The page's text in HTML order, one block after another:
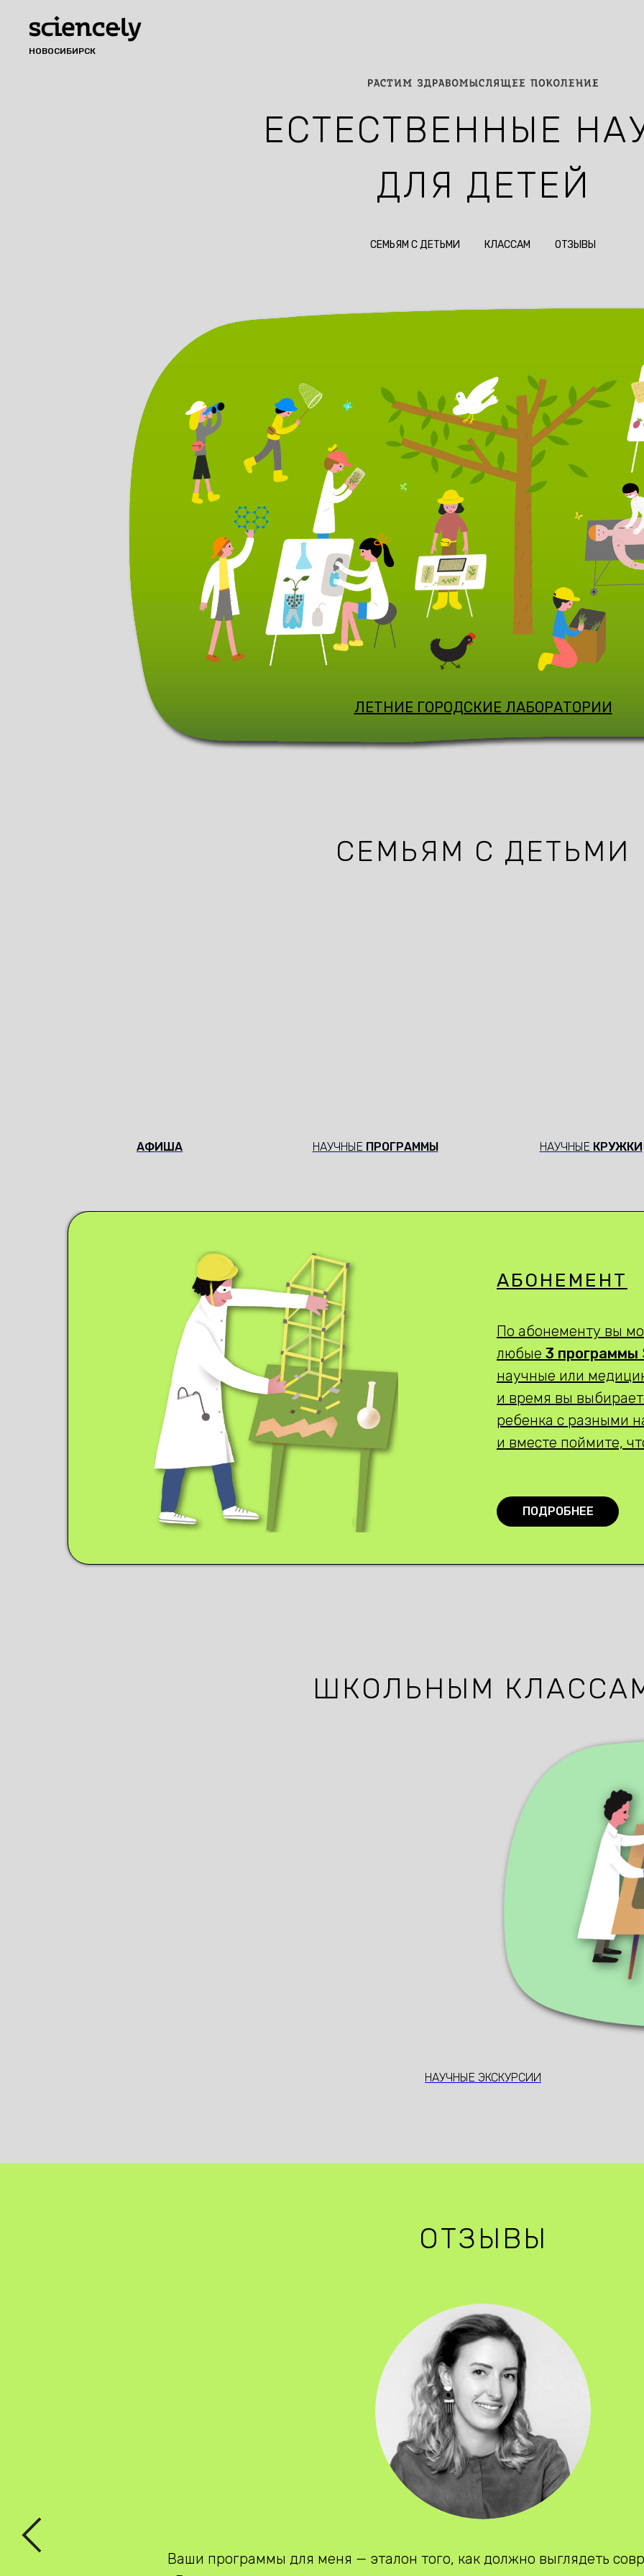
НОВОСИБИРСК
ЕСТЕСТВЕННЫЕ
ДЛЯ ДЕТЕЙ
СЕМЬЯМ С ДЕТЬМИ КЛАССАМ ОТЗЫВЫ
ЛЕТНИЕ ГОРОДСКИЕ ЛАБОРАТОРИИ
СЕМЬЯМ С ДЕТЬМИ
АФИША НАУЧНЫЕ ПРОГРАММЫ НАУЧНЫЕ КРУЖКИ
По абонементу вы
любые 3 программы
научные или
и время вы
ребенка с разными
и вместе поймите,
ПОДРОБНЕЕ
АБОНЕМЕНТ
ШКОЛЬНЫМ
НАУЧНЫЕ ЭКСКУРСИИ
ОТЗЫВЫ
Ваши программы для меня — эталон того, как должно выглядеть